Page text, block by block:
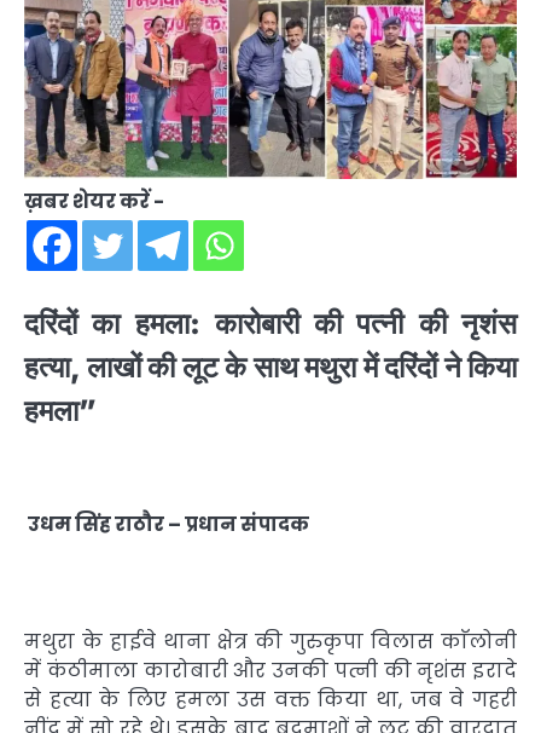
ख़बर शेयर करें -
दरिंदों का हमला: कारोबारी की पत्नी की नृशंस
हत्या, लाखों की लूट के साथ मथुरा में दरिंदों ने किया
हमला”
उधमसिंहराठौर –प्रधानसंपादक
मथुरा के हाईवे थाना क्षेत्र की गुरुकृपा विलास काॅलोनी
में कंठीमाला कारोबारी और उनकी पत्नी की नृशंस इरादे
से हत्या के लिए हमला उस वक्त किया था, जब वे गहरी